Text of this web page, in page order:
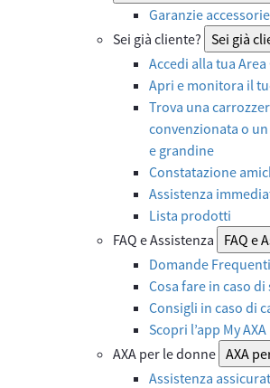
Garanzie
Sei già cliente? Sei già
Accedi alla tua
Apri e monitora il
Trova una
convenzionata o
e grandine
Constatazione
Assistenza
Lista prodotti
FAQ e Assistenza
FAQ e
Domande Frequenti
Cosa fare in caso
Consigli in caso di
Scopri l’app My AXA
AXA per le donne AXA
Assistenza